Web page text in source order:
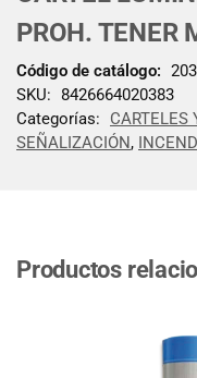
PROH. TENER
Código de catálogo:
SKU: 8426664020383
Categorías:
CARTELES
SEÑALIZACIÓN,
Productos